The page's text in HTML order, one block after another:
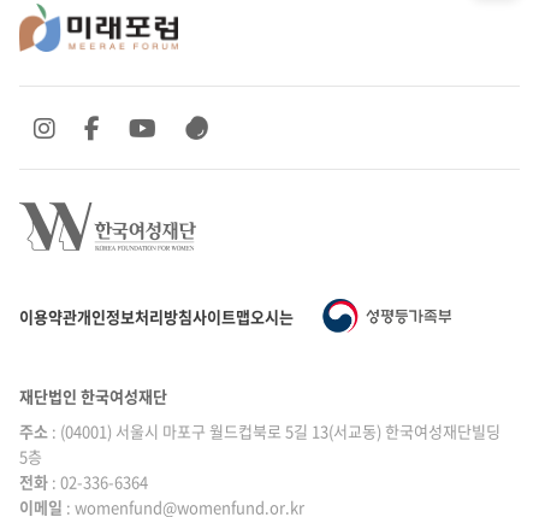
이용약관개인정보처리방침사이트맵오시는 길
SNS 바로가기
SNS 바로가기SNS 바로가기
SNS 바로가기
재단법인 한국여성재단
주소 : (04001) 서울시 마포구 월드컵북로 5길 13(서교동) 한국여성재단빌딩
5층
전화 : 02-336-6364
|
이메일 : womenfund@womenfund.or.kr